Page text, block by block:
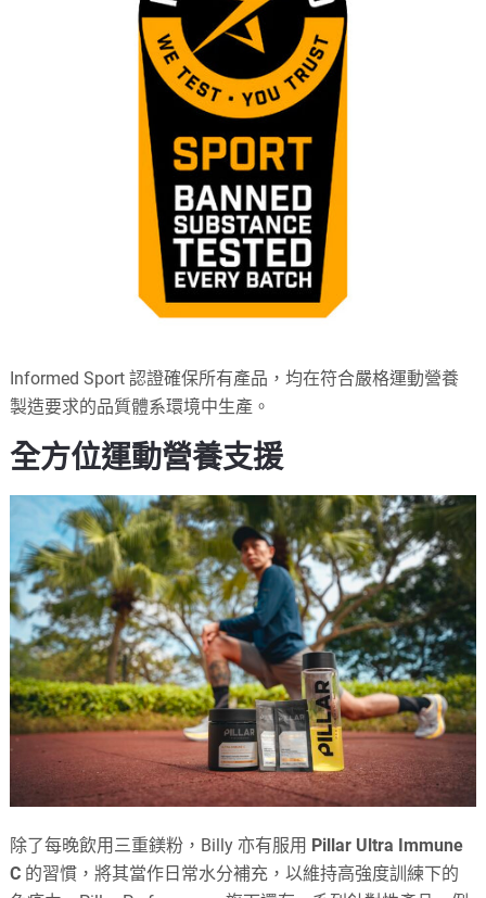
Informed Sport 認證確保所有產品，均在符合嚴格運動營養
製造要求的品質體系環境中生產。
全方位運動營養支援
除了每晚飲用三重鎂粉，Billy 亦有服用 Pillar Ultra Immune
C 的習慣，將其當作日常水分補充，以維持高強度訓練下的